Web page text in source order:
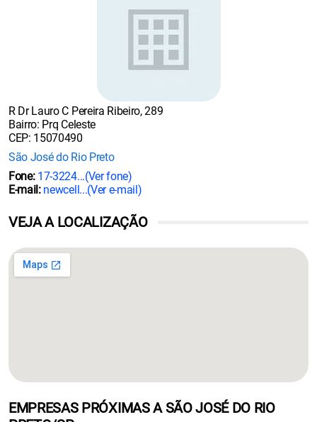
R Dr Lauro C Pereira Ribeiro, 289
Bairro: Prq Celeste
CEP: 15070490
São José do Rio Preto
Fone: 17-3224...(Ver fone)
E-mail: newcell...(Ver e-mail)
VEJA A LOCALIZAÇÃO
EMPRESAS PRÓXIMAS A SÃO JOSÉ DO RIO